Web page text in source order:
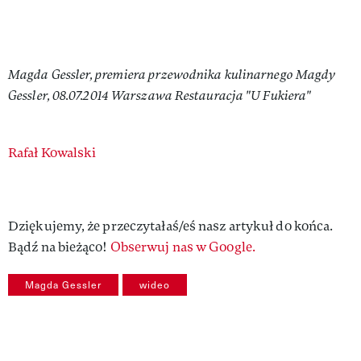
Magda Gessler, premiera przewodnika kulinarnego Magdy
Gessler, 08.07.2014 Warszawa Restauracja "U Fukiera"
Authors
Rafał Kowalski
Dziękujemy, że przeczytałaś/eś nasz artykuł do końca.
Bądź na bieżąco! Obserwuj nas w Google.
Magda Gessler wideo